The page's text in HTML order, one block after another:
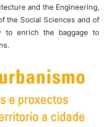
and the Engineering,
the Social Sciences and of
to enrich the baggage to